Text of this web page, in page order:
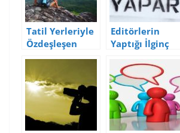
Tatil Yerleriyle
Özdeşleşen
Fotoğraf
Kareleri
Editörlerin
Yaptığı İlginç
Yazım Hataları